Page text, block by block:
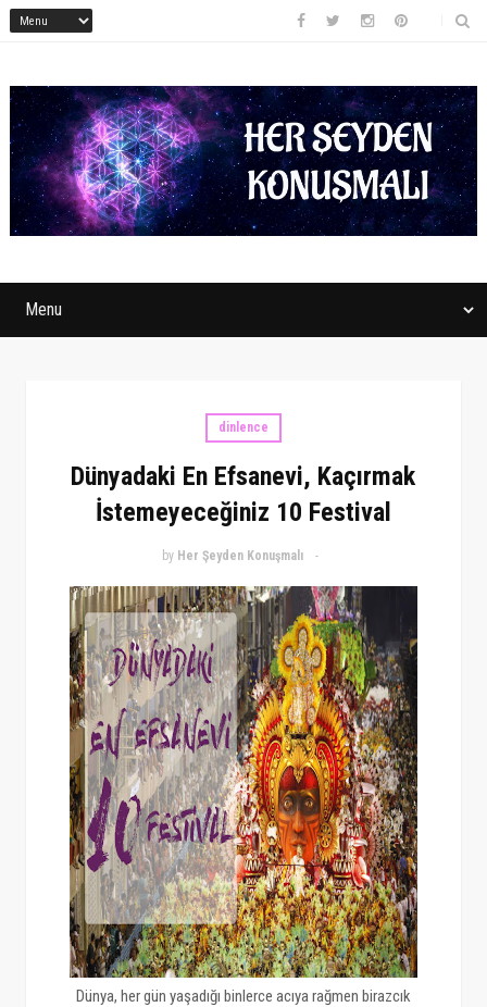
dinlence
Dünyadaki En Efsanevi, Kaçırmak
İstemeyeceğiniz 10 Festival
by Her Şeyden Konuşmalı
Dünya, her gün yaşadığı binlerce acıya rağmen birazcık